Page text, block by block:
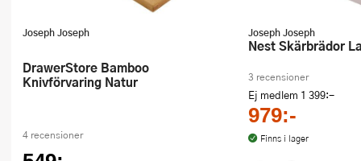
Joseph Joseph
DrawerStore Bamboo
Knivförvaring Natur
4 recensioner
Joseph Joseph
Nest Skärbrädor
3 recensioner
Ej medlem 1 399:-
979:-
Finns i lager